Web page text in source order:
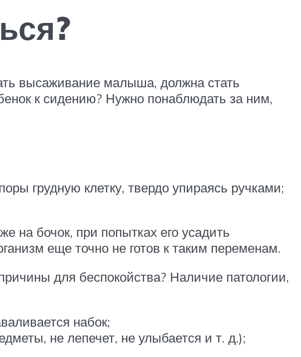
высаживание малыша, должна стать
к сидению? Нужно понаблюдать за ним,
грудную клетку, твердо упираясь ручками;
на бочок, при попытках его усадить
еще точно не готов к таким переменам.
для беспокойства? Наличие патологии,
набок;
не лепечет, не улыбается и т. д.);